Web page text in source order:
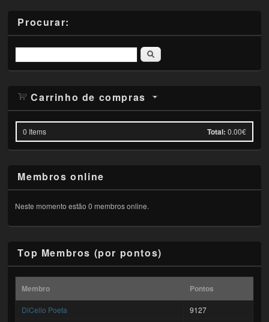
Procurar:
Pesquisar
Carrinho de compras
0 Items Total: 0.00€
Membros online
Neste momento estão 0 membros online.
Top Membros (por pontos)
Membro Pontos
DiCello Poeta
9127